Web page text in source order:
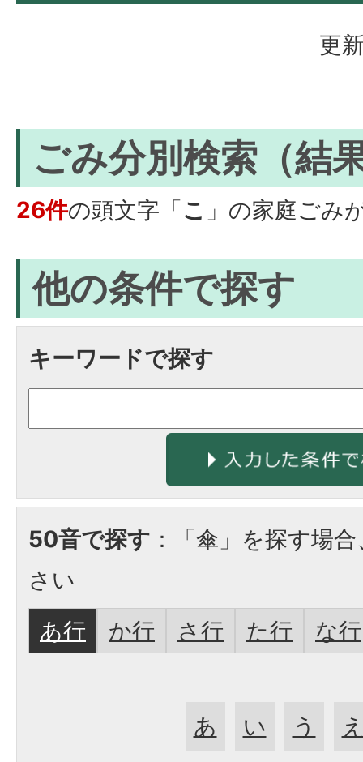
更
ごみ分別検索 （結
26件の頭文字「こ 」の家庭ごみ
他の条件で探す
キーワードで探す
50音で探す ：「傘」を探す場
さい
あ行
か行 さ行 た行 な行
あ い う